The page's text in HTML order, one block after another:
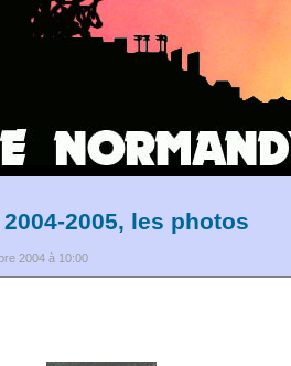
2005, les photos
2004 à 10:00